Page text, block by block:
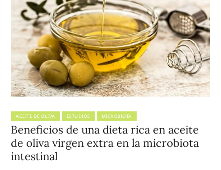
ACEITE DE OLIVA ESTUDIOS MICROBIOTA
Beneficios de una dieta rica en aceite
de oliva virgen extra en la microbiota
intestinal